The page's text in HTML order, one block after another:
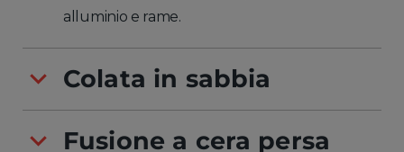
alluminio e rame.
Colata in sabbia
Fusione a cera persa